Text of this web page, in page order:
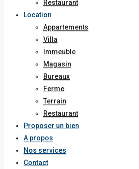
Restaurant
Location
Appartements
Villa
Immeuble
Magasin
Bureaux
Ferme
Terrain
Restaurant
Proposer un bien
A propos
Nos services
Contact